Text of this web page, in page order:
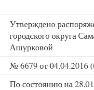
Утверждено
городского округа
Ашурковой
№ 6679 от 04.04.2016
По состоянию на